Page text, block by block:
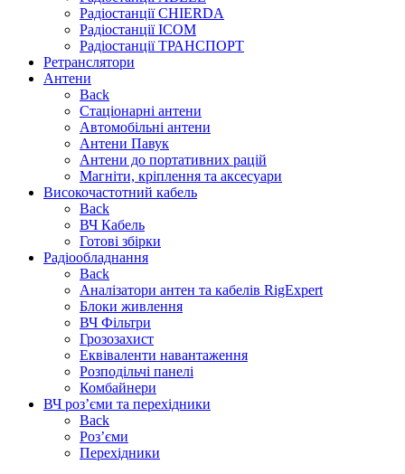
Радіостанції CHIERDA
Радіостанції ICOM
Радіостанції ТРАНСПОРТ
Ретранслятори
Антени
Back
Стаціонарні антени
Автомобільні антени
Антени Павук
Антени до портативних рацій
Магніти, кріплення та аксесуари
Високочастотний кабель
Back
ВЧ Кабель
Готові збірки
Радіообладнання
Back
Аналізатори антен та кабелів RigExpert
Блоки живлення
ВЧ Фільтри
Грозозахист
Еквіваленти навантаження
Розподільчі панелі
Комбайнери
ВЧ роз’єми та перехідники
Back
Роз’єми
Перехідники